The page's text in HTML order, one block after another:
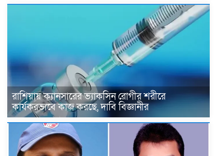
রাশিয়ায় ক্যানসারের ভ্যাকসিন রোগীর শরীরে
কার্যকরভাবে কাজ করছে, দাবি বিজ্ঞানীর